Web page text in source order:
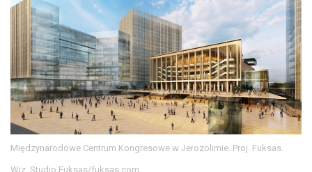
Międzynarodowe Centrum Kongresowe w Jerozolimie. Proj. Fuksas.
Wiz. Studio Fuksas/fuksas.com